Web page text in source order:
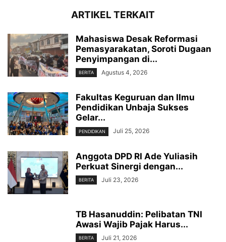
ARTIKEL TERKAIT
Mahasiswa Desak Reformasi
Pemasyarakatan, Soroti Dugaan
Penyimpangan di...
BERITA Agustus 4, 2026
Fakultas Keguruan dan Ilmu
Pendidikan Unbaja Sukses
Gelar...
PENDIDIKAN Juli 25, 2026
Anggota DPD RI Ade Yuliasih
Perkuat Sinergi dengan...
BERITA Juli 23, 2026
TB Hasanuddin: Pelibatan TNI
Awasi Wajib Pajak Harus...
BERITA Juli 21, 2026